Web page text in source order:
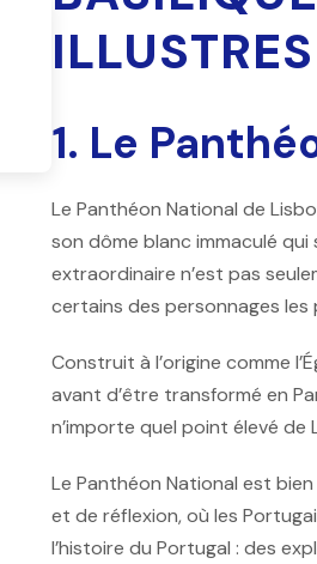
1. Le
LePanthéon National de
son dôme blanc immaculé qui
extraordinaire n’est pas
certains des personnages
Construit à l’origine comme l’
avant d’être transformé en
n’importe quel point élevé
LePanthéon National est bien
et de réflexion, où les
l’histoire du Portugal : des